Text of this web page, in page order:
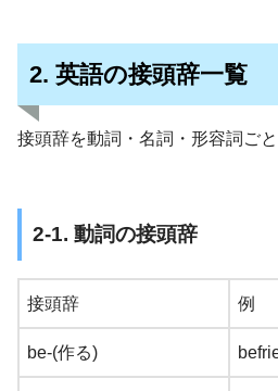
2. 英語の接頭辞一覧
接頭辞を動詞・名詞・形容詞ごと
2-1. 動詞の接頭辞
接頭辞 例
be-(作る)